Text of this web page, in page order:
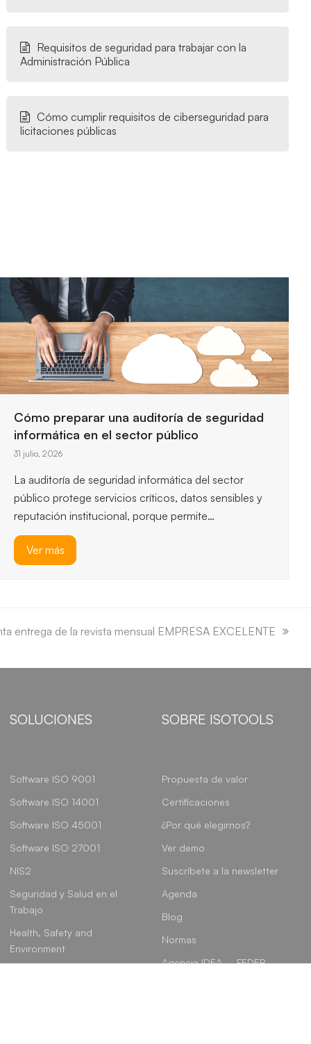
Requisitos de seguridad para trabajar con la
Administración Pública
Cómo cumplir requisitos de ciberseguridad para
licitaciones públicas
Requisitos de seguridad para trabajar con la
Administración Pública
29 julio, 2026
Las entidades públicas exigen controles estrictos
esenciales, así que entender los…
Ver más
entrega de la revista mensual EMPRESA EXCELENTE
SOLUCIONES
Software ISO 9001
Software ISO 14001
Software ISO 45001
Software ISO 27001
NIS2
Seguridad y Salud en el
Trabajo
Health, Safety and
Environment
SOBRE ISOTOOLS
Propuesta de valor
Certificaciones
¿Por qué elegirnos?
Ver demo
Suscríbete a la newsletter
Agenda
Blog
Normas
Agencia IDEA – FEDER